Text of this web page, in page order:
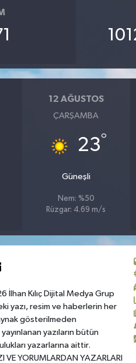
12 AĞUSTOS
ÇARŞAMBA
23°
Güneşli
Nem: %50
Rüzgar: 4.69 m/s
Kılıç Dijital Medya Grup
yazı, resim ve haberlerin her
gösterilmeden
yazıların bütün
yazarlarına aittir.
VE YORUMLARDAN YAZARLARI